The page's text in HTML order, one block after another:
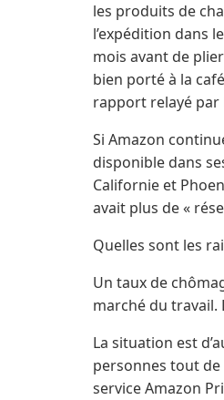
les produits de
l’expédition dans
mois avant de
bien porté à la
rapport relayé par
Si Amazon
disponible dans
Californie et
avait plus de «
Quelles sont les
Un taux de
marché du travail.
La situation est
personnes tout
service Amazon